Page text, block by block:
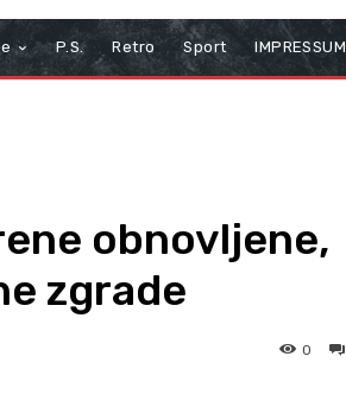
P.S. Retro Sport IMPRESSUM
obnovljene,
zgrade
0